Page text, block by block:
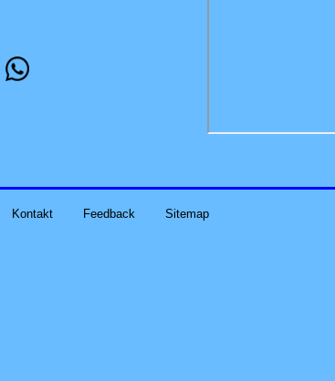
Kontakt Feedback Sitemap